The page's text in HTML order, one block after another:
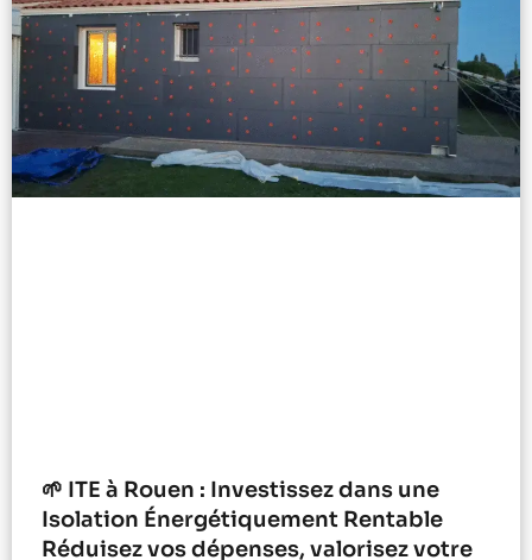
🌱 ITE à Rouen : Investissez dans une
Isolation Énergétiquement Rentable
Réduisez vos dépenses, valorisez votre